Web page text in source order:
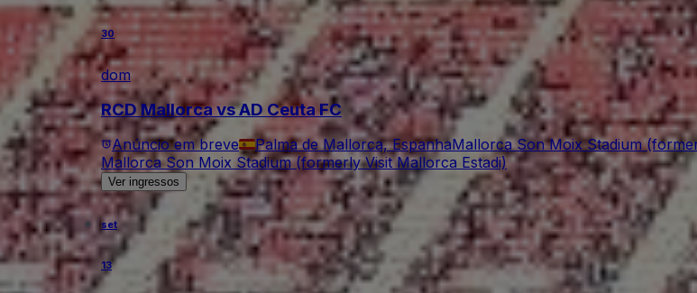
30
dom
RCD Mallorca vs AD Ceuta FC
Anúncio em breve Palma de Mallorca, EspanhaMallorca Son Moix Stadium
Mallorca Son Moix Stadium (formerly Visit Mallorca Estadi)
Ver ingressos
set
13